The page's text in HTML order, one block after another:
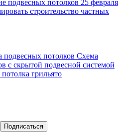
подвесных потолков 25 февраля
строительство частных
подвесных потолков Схема
с скрытой подвесной системой
грильято
Подписаться